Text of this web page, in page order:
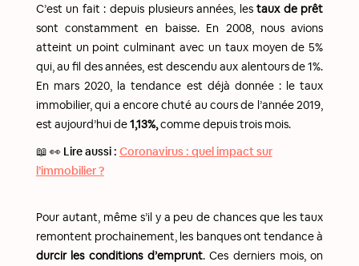
C’est un fait : depuis plusieurs années, lestaux de prêt
sont constamment en baisse. En 2008, nous avions
atteint un point culminant avec un taux moyen de 5%
qui, au fil des années, est descendu aux alentours de 1%.
En mars 2020, la tendance est déjà donnée : le taux
immobilier, qui a encore chuté au cours de l’année 2019,
est aujourd’hui de1,13%,comme depuis trois mois.
📖 👀 Lire aussi : Coronavirus : quel impact sur
l’immobilier ?
Pour autant, même s’il y a peu de chances que les taux
remontent prochainement, les banques ont tendance à
durcir les conditions d’emprunt. Ces derniers mois, on